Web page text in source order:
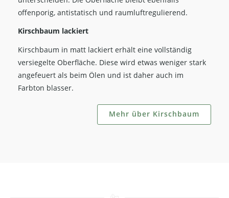
offenporig, antistatisch und raumluftregulierend.
Kirschbaum lackiert
Kirschbaum in matt lackiert erhält eine vollständig
versiegelte Oberfläche. Diese wird etwas weniger stark
angefeuert als beim Ölen und ist daher auch im
Farbton blasser.
Mehr über Kirschbaum